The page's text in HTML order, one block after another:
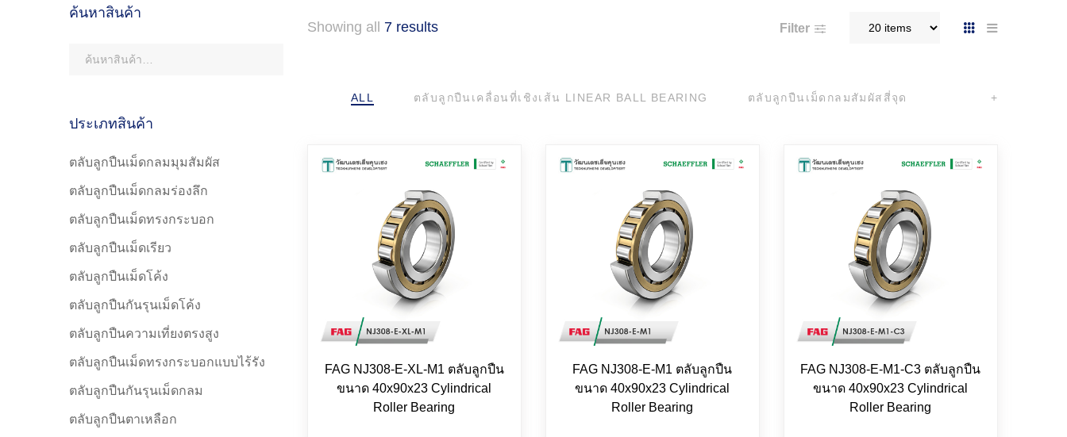
Showing all 7 results Filter
ALL ตลับลูกปืนเคลื่อนที่เชิงเส้น LINEAR BALL BEARING ตลับลูกปืนเม็ดกลมสัมผัสสี่จุด +
FAG NJ308-E-XL-M1 ตลับลูกปืน
ขนาด 40x90x23 Cylindrical
Roller Bearing
FAG NJ308-E-M1 ตลับลูกปืน
ขนาด 40x90x23 Cylindrical
Roller Bearing
FAG NJ308-E-M1-C3 ตลับลูกปืน
ขนาด 40x90x23 Cylindrical
Roller Bearing
ค้นหาสินค้า
ประเภทสินค้า
ตลับลูกปืนเม็ดกลมมุมสัมผัส
ตลับลูกปืนเม็ดกลมร่องลึก
ตลับลูกปืนเม็ดทรงกระบอก
ตลับลูกปืนเม็ดเรียว
ตลับลูกปืนเม็ดโค้ง
ตลับลูกปืนกันรุนเม็ดโค้ง
ตลับลูกปืนความเที่ยงตรงสูง
ตลับลูกปืนเม็ดทรงกระบอกแบบไร้รัง
ตลับลูกปืนกันรุนเม็ดกลม
ตลับลูกปืนตาเหลือก